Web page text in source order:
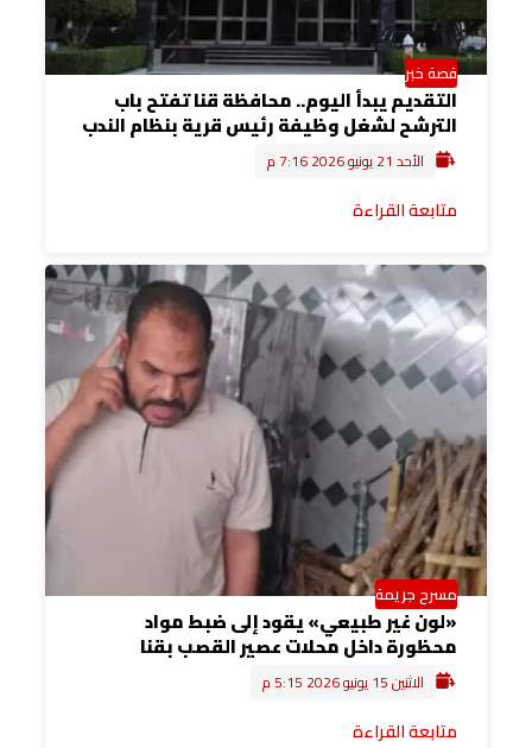
قصة خبر
التقديم يبدأ اليوم.. محافظة قنا تفتح باب
الترشح لشغل وظيفة رئيس قرية بنظام الندب
الأحد 21 يونيو 2026 7:16 م
متابعة القراءة
مسرح جريمة
«لون غير طبيعي» يقود إلى ضبط مواد
محظورة داخل محلات عصير القصب بقنا
الاثنين 15 يونيو 2026 5:15 م
متابعة القراءة